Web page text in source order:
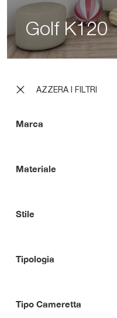
AZZERA I FILTRI
Marca
Materiale
Stile
Tipologia
Tipo Cameretta
Golf K120